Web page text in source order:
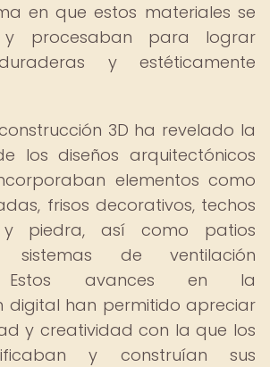
en que estos materiales se
y procesaban para lograr
y estéticamente
3D ha revelado la
los diseños arquitectónicos
elementos como
frisos decorativos, techos
piedra, así como patios
sistemas de ventilación
Estos avances en la
digital han permitido apreciar
y creatividad con la que los
y construían sus